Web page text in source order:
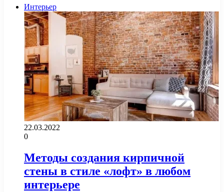
Интерьер
22.03.2022
0
Методы создания кирпичной
стены в стиле «лофт» в любом
интерьере